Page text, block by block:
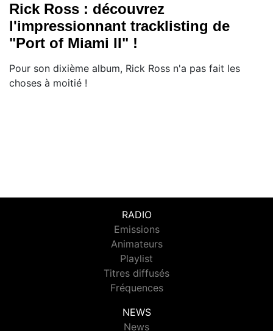
Rick Ross : découvrez
l'impressionnant tracklisting de
"Port of Miami II" !
Pour son dixième album, Rick Ross n'a pas fait les
choses à moitié !
RADIO
Emissions
Animateurs
Playlist
Titres diffusés
Fréquences
NEWS
News